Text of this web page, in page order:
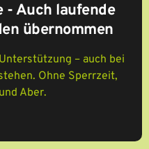
- Auch laufende
übernommen
– auch bei
Ohne Sperrzeit,
Aber.